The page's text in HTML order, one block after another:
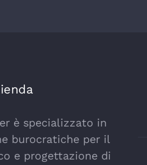
è specializzato in
burocratiche per il
e progettazione di